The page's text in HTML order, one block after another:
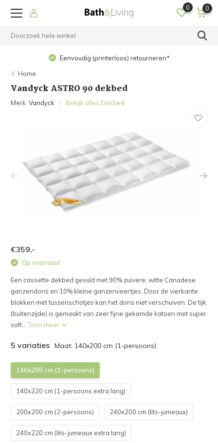
0 0
Eenvoudig (printerloos) retourneren*
Home
Vandyck ASTRO 90 dekbed
Merk:Vandyck Bekijk alles Dekbed
€359,-
Op voorraad
Een cassette dekbed gevuld met 90% zuivere, witte Canadese
ganzendons en 10% kleine ganzenveertjes. Door de vierkante
blokken met tussenschotjes kan het dons niet verschuiven. De tijk
(buitenzijde) is gemaakt van zeer fijne gekamde katoen met super
soft...Toon meer
5 variaties Maat: 140x200 cm (1-persoons)
140x200 cm (1-persoons)
140x220 cm (1-persoons extra lang)
200x200 cm (2-persoons) 240x200 cm (lits-jumeaux)
240x220 cm (lits-jumeaux extra lang)